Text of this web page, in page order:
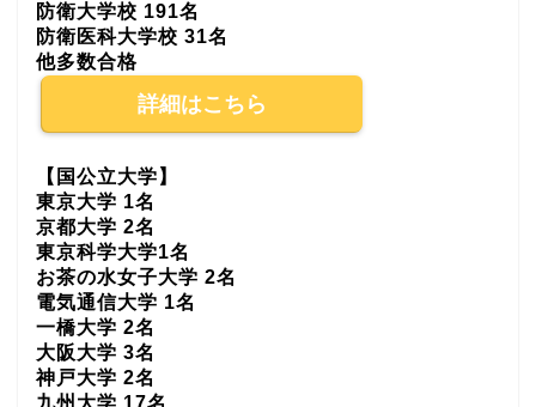
防衛大学校 191名
防衛医科大学校 31名
他多数合格
詳細はこちら
【国公立大学】
東京大学 1名
京都大学 2名
東京科学大学1名
お茶の水女子大学 2名
電気通信大学 1名
一橋大学 2名
大阪大学 3名
神戸大学 2名